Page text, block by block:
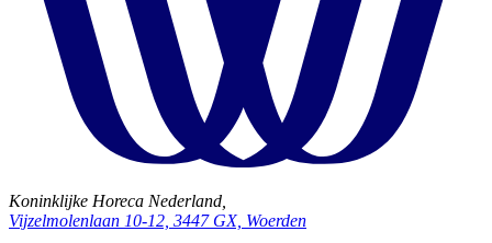
Koninklijke Horeca Nederland,
Vijzelmolenlaan 10-12, 3447 GX, Woerden